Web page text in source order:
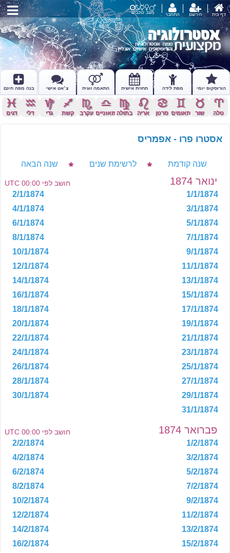
דף בית הירשם התחבר מצב כוכבים
הורוסקופ יומי מפת לידה תחזית אישית התאמה זוגית צ׳אט אישי בנה מפה חינם
a
טלה
s
שור
d
תאומים
f
סרטן
g
אריה
h
בתולה
j
מאזניים
k
עקרב
l
קשת
z
גדי
x
דלי
c
דגים
אסטרו פרו - אפמריס
שנה קודמת לרשימת שנים שנה הבאה
ינואר 1874 חושב לפי 00:00 UTC
1/1/1874
2/1/1874
3/1/1874
4/1/1874
5/1/1874
6/1/1874
7/1/1874
8/1/1874
9/1/1874
10/1/1874
11/1/1874
12/1/1874
13/1/1874
14/1/1874
15/1/1874
16/1/1874
17/1/1874
18/1/1874
19/1/1874
20/1/1874
21/1/1874
22/1/1874
23/1/1874
24/1/1874
25/1/1874
26/1/1874
27/1/1874
28/1/1874
29/1/1874
30/1/1874
31/1/1874
פברואר 1874 חושב לפי 00:00 UTC
1/2/1874
2/2/1874
3/2/1874
4/2/1874
5/2/1874
6/2/1874
7/2/1874
8/2/1874
9/2/1874
10/2/1874
11/2/1874
12/2/1874
13/2/1874
14/2/1874
15/2/1874
16/2/1874